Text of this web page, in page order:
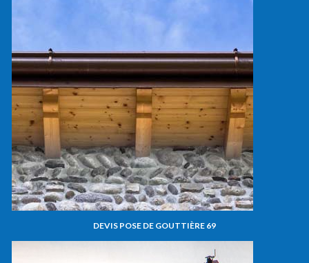
DEVIS POSE DE GOUTTIÈRE 69